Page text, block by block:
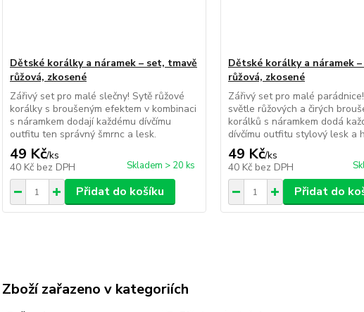
Dětské korálky a náramek – set, tmavě
růžová, zkosené
Zářivý set pro malé slečny! Sytě růžové
korálky s broušeným efektem v kombinaci
s náramkem dodají každému dívčímu
outfitu ten správný šmrnc a lesk.
49 Kč/ks
40 Kč bez DPH Skladem > 20 ks
Přidat do košíku
Dětské korálky a náramek
růžová, zkosené
Zářivý set pro malé
světle růžových a čirých
korálků s náramkem dodá
dívčímu outfitu stylový lesk a
49 Kč/ks
40 Kč bez DPH
Přidat do
Zboží zařazeno v kategoriích